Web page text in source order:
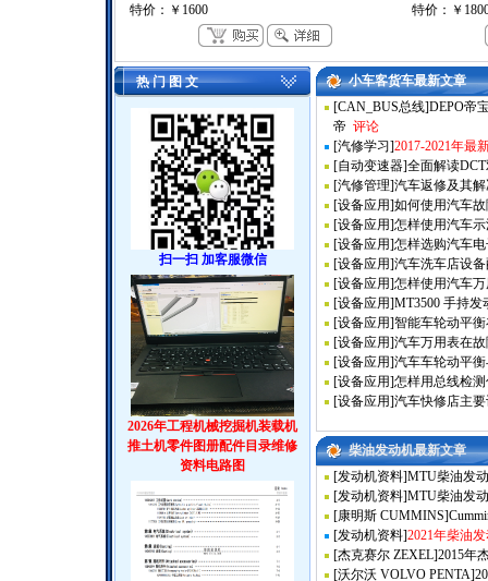
特价： ￥1600
特价： ￥
热 门 图 文
扫一扫 加客服微信
2026年工程机械挖掘机装载机
推土机零件图册配件目录维修
资料电路图
小车客货车最新文章
[CAN_BUS总线]DEPO帝
帝 评论
[汽修学习 ]2017-2021年最
[自动变速器]全面解读
[汽修管理]汽车返修及其
[设备应用]如何使用汽车
[设备应用]怎样使用汽车
[设备应用]怎样选购汽车
[设备应用]汽车洗车店设
[设备应用]怎样使用汽车
[设备应用]MT3500 手持
[设备应用]智能车轮动平
[设备应用]汽车万用表在
[设备应用]汽车车轮动平
[设备应用]怎样用总线检
[设备应用]汽车快修店主
柴油发动机最新文章
[发动机资料]MTU柴油发
[发动机资料]MTU柴油发
[康明斯 CUMMINS]
[发动机资料]2021年柴油
[杰克赛尔 ZEXEL]2015年
[沃尔沃 VOLVO PENTA]